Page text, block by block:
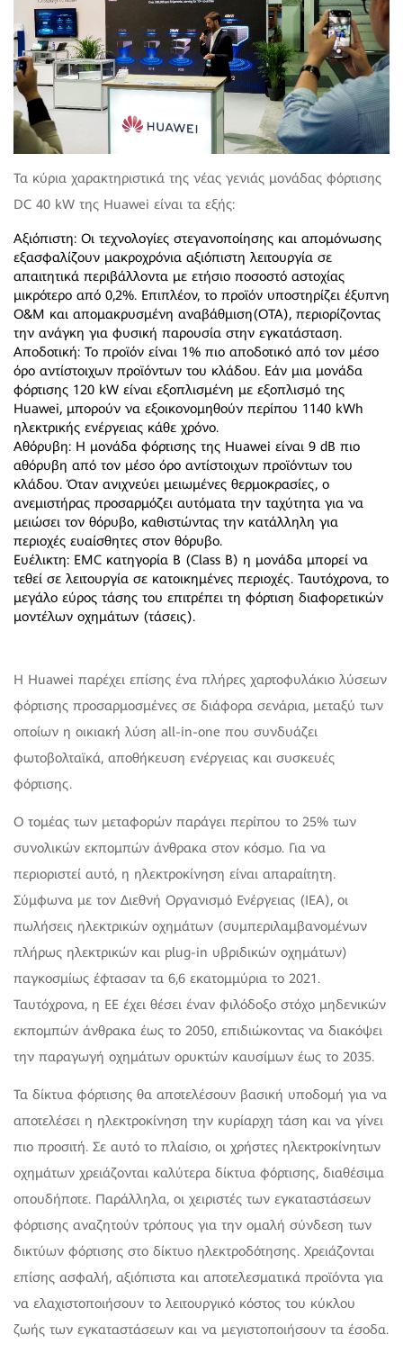
Τα κύρια χαρακτηριστικά της νέας γενιάς μονάδας φόρτισης
DC 40 kW της Huawei είναι τα εξής:
Αξιόπιστη: Οι τεχνολογίες στεγανοποίησης και απομόνωσης
εξασφαλίζουν μακροχρόνια αξιόπιστη λειτουργία σε
απαιτητικά περιβάλλοντα με ετήσιο ποσοστό αστοχίας
μικρότερο από 0,2%. Επιπλέον, το προϊόν υποστηρίζει έξυπνη
O&M και απομακρυσμένη αναβάθμιση(OTA), περιορίζοντας
την ανάγκη για φυσική παρουσία στην εγκατάσταση.
Αποδοτική: Το προϊόν είναι 1% πιο αποδοτικό από τον μέσο
όρο αντίστοιχων προϊόντων του κλάδου. Εάν μια μονάδα
φόρτισης 120 kW είναι εξοπλισμένη με εξοπλισμό της
Huawei, μπορούν να εξοικονομηθούν περίπου 1140 kWh
ηλεκτρικής ενέργειας κάθε χρόνο.
Αθόρυβη: Η μονάδα φόρτισης της Huawei είναι 9 dB πιο
αθόρυβη από τον μέσο όρο αντίστοιχων προϊόντων του
κλάδου. Όταν ανιχνεύει μειωμένες θερμοκρασίες, ο
ανεμιστήρας προσαρμόζει αυτόματα την ταχύτητα για να
μειώσει τον θόρυβο, καθιστώντας την κατάλληλη για
περιοχές ευαίσθητες στον θόρυβο.
Ευέλικτη: EMC κατηγορία Β (Class B) η μονάδα μπορεί να
τεθεί σε λειτουργία σε κατοικημένες περιοχές. Ταυτόχρονα, το
μεγάλο εύρος τάσης του επιτρέπει τη φόρτιση διαφορετικών
μοντέλων οχημάτων (τάσεις).
Η Huawei παρέχει επίσης ένα πλήρες χαρτοφυλάκιο λύσεων
φόρτισης προσαρμοσμένες σε διάφορα σενάρια, μεταξύ των
οποίων η οικιακή λύση all-in-one που συνδυάζει
φωτοβολταϊκά, αποθήκευση ενέργειας και συσκευές
φόρτισης.
Ο τομέας των μεταφορών παράγει περίπου το 25% των
συνολικών εκπομπών άνθρακα στον κόσμο. Για να
περιοριστεί αυτό, η ηλεκτροκίνηση είναι απαραίτητη.
Σύμφωνα με τον Διεθνή Οργανισμό Ενέργειας (IEA), οι
πωλήσεις ηλεκτρικών οχημάτων (συμπεριλαμβανομένων
πλήρως ηλεκτρικών και plug-in υβριδικών οχημάτων)
παγκοσμίως έφτασαν τα 6,6 εκατομμύρια το 2021.
Ταυτόχρονα, η ΕΕ έχει θέσει έναν φιλόδοξο στόχο μηδενικών
εκπομπών άνθρακα έως το 2050, επιδιώκοντας να διακόψει
την παραγωγή οχημάτων ορυκτών καυσίμων έως το 2035.
Τα δίκτυα φόρτισης θα αποτελέσουν βασική υποδομή για να
αποτελέσει η ηλεκτροκίνηση την κυρίαρχη τάση και να γίνει
πιο προσιτή. Σε αυτό το πλαίσιο, οι χρήστες ηλεκτροκίνητων
οχημάτων χρειάζονται καλύτερα δίκτυα φόρτισης, διαθέσιμα
οπουδήποτε. Παράλληλα, οι χειριστές των εγκαταστάσεων
φόρτισης αναζητούν τρόπους για την ομαλή σύνδεση των
δικτύων φόρτισης στο δίκτυο ηλεκτροδότησης. Χρειάζονται
επίσης ασφαλή, αξιόπιστα και αποτελεσματικά προϊόντα για
να ελαχιστοποιήσουν το λειτουργικό κόστος του κύκλου
ζωής των εγκαταστάσεων και να μεγιστοποιήσουν τα έσοδα.